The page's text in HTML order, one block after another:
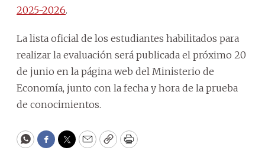
2025-2026.
La lista oficial de los estudiantes habilitados para
realizar la evaluación será publicada el próximo 20
de junio en la página web del Ministerio de
Economía, junto con la fecha y hora de la prueba
de conocimientos.
WhatsApp
Facebook
Twitter
EmailCopyPrint